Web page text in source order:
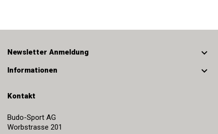
Newsletter Anmeldung 
Informationen 
Kontakt
Budo-Sport AG
Worbstrasse 201